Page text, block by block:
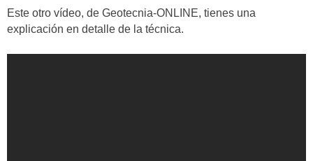
Este otro vídeo, de Geotecnia-ONLINE, tienes una
explicación en detalle de la técnica.